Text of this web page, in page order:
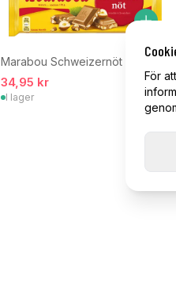
För
Marabou Schweizernöt 160 g
34,95 kr
I lager